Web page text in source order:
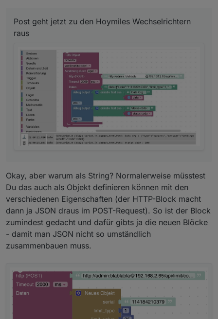
doppelten Hochzeichen gesetzt werden also
" data ...................... " sonst auch hier Code 1002
http://admin:blablabla@192.168.2.65/api/
Post geht jetzt zu den Hoymiles Wechselrichtern
raus
Okay, aber warum als String? Normalerweise müsstest
Du das auch als Objekt definieren können mit den
verschiedenen Eigenschaften (der HTTP-Block macht
dann ja JSON draus im POST-Request). So ist der Block
zumindest gedacht und dafür gibts ja die neuen Blöcke
- damit man JSON nicht so umständlich
zusammenbauen muss.